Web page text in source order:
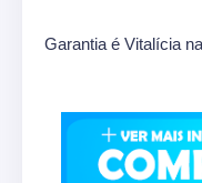
Garantia é Vitalícia